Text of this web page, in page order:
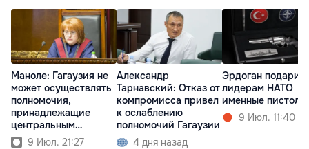
Маноле: Гагаузия не
может осуществлять
полномочия,
принадлежащие
центральным
властям
9 Июл. 21:27
Александр
Тарнавский: Отказ от
компромисса привел
к ослаблению
полномочий Гагаузии
4 дня назад
Эрдоган подарил
лидерам НАТО
именные
9 Июл. 11:40